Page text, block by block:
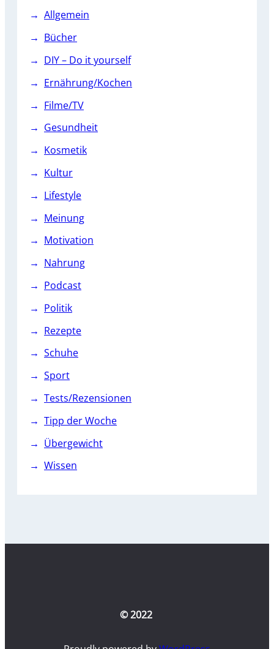
Allgemein
Bücher
DIY – Do it yourself
Ernährung/Kochen
Filme/TV
Gesundheit
Kosmetik
Kultur
Lifestyle
Meinung
Motivation
Nahrung
Podcast
Politik
Rezepte
Schuhe
Sport
Tests/Rezensionen
Tipp der Woche
Übergewicht
Wissen
© 2022